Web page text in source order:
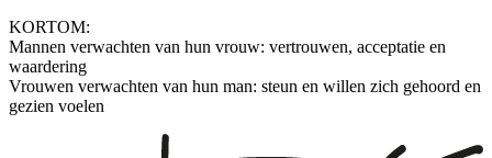
KORTOM:
Mannen verwachten van hun vrouw: vertrouwen, acceptatie en
waardering
Vrouwen verwachten van hun man: steun en willen zich gehoord en
gezien voelen